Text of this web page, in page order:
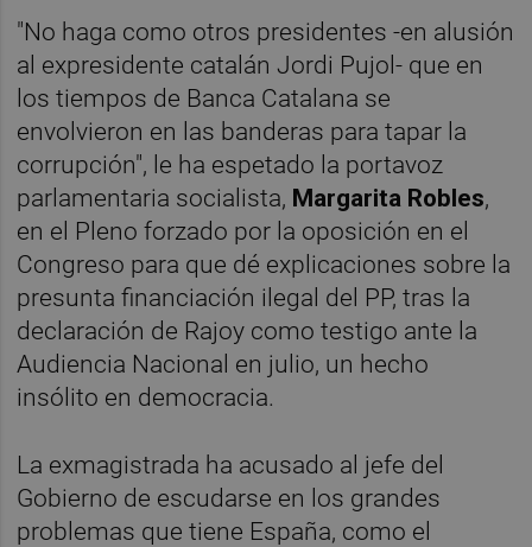
"No haga como otros presidentes -en alusión
al expresidente catalán Jordi Pujol- que en
los tiempos de Banca Catalana se
envolvieron en las banderas para tapar la
corrupción", le ha espetado la portavoz
parlamentaria socialista, Margarita Robles,
en el Pleno forzado por la oposición en el
Congreso para que dé explicaciones sobre la
presunta financiación ilegal del PP, tras la
declaración de Rajoy como testigo ante la
Audiencia Nacional en julio, un hecho
insólito en democracia.
La exmagistrada ha acusado al jefe del
Gobierno de escudarse en los grandes
problemas que tiene España, como el